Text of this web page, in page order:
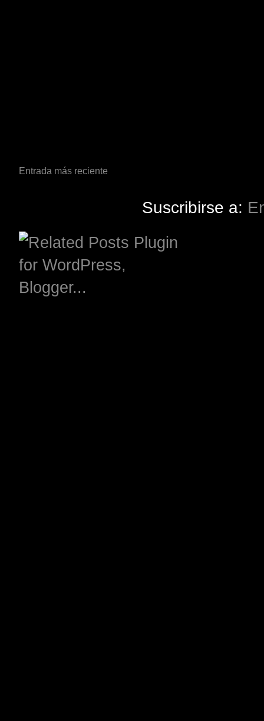
Entrada más reciente
Suscribirse a: